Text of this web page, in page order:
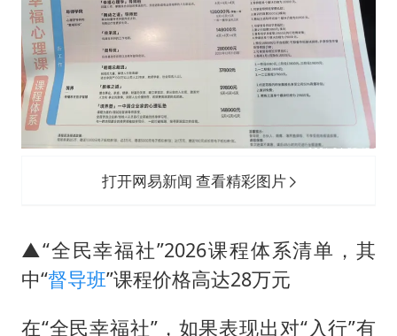
打开网易新闻 查看精彩图片
▲“全民幸福社”2026课程体系清单，其
中“督导班”课程价格高达28万元
在“全民幸福社”，如果表现出对“入行”有